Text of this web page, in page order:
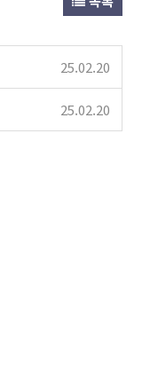
25.02.20
25.02.20